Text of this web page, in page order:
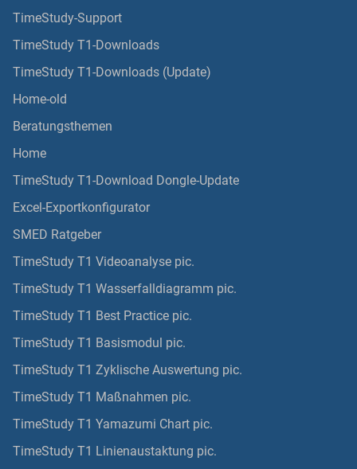
TimeStudy-Support
TimeStudy T1-Downloads
TimeStudy T1-Downloads (Update)
Home-old
Beratungsthemen
Home
TimeStudy T1-Download Dongle-Update
Excel-Exportkonfigurator
SMED Ratgeber
TimeStudy T1 Videoanalyse pic.
TimeStudy T1 Wasserfalldiagramm pic.
TimeStudy T1 Best Practice pic.
TimeStudy T1 Basismodul pic.
TimeStudy T1 Zyklische Auswertung pic.
TimeStudy T1 Maßnahmen pic.
TimeStudy T1 Yamazumi Chart pic.
TimeStudy T1 Linienaustaktung pic.